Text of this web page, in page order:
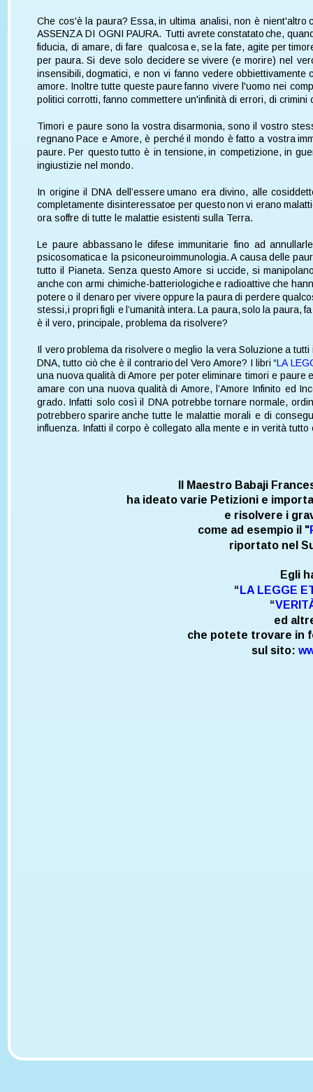
Che cos'è la paura? Essa, in ultima analisi, non è nient'altro
ASSENZA DI OGNI PAURA. Tutti avrete constatato che,
fiducia, di amare, di fare qualcosa e, se la fate, agite per
per paura. Si deve solo decidere se vivere (e morire) nel
insensibili, dogmatici, e non vi fanno vedere obbiettivamente
amore. Inoltre tutte queste paure fanno vivere l'uomo nei
politici corrotti, fanno commettere un'infinità di errori, di
Timori e paure sono la vostra disarmonia, sono il vostro
regnano Pace e Amore, è perché il mondo è fatto a vostra
paure. Per questo tutto è in tensione, in competizione, in
ingiustizie nel mondo.
In origine il DNA dell’essere umano era divino, alle
completamente disinteressato e per questo non vi erano
ora soffre di tutte le malattie esistenti sulla Terra.
Le paure abbassano le difese immunitarie fino ad
psicosomatica e la psiconeuroimmunologia. A causa delle
tutto il Pianeta. Senza questo Amore si uccide, si
anche con armi chimiche-batteriologiche e radioattive che
potere o il denaro per vivere oppure la paura di perdere
stessi, i propri figli e l’umanità intera. La paura, solo la paura,
è il vero, principale, problema da risolvere?
Il vero problema da risolvere o meglio la vera Soluzione a
DNA, tutto ciò che è il contrario del Vero Amore? I libri “LA
una nuova qualità di Amore per poter eliminare timori e paure
amare con una nuova qualità di Amore, l’Amore Infinito ed
grado. Infatti solo così il DNA potrebbe tornare normale,
potrebbero sparire anche tutte le malattie morali e di
influenza. Infatti il corpo è collegato alla mente e in verità
Il Maestro Babaji
ha ideato varie Petizioni e
e risolvere i
come ad esempio il "
riportato nel
Egli
“ LA LEGGE
“
ed
che potete trovare in
sul sito: